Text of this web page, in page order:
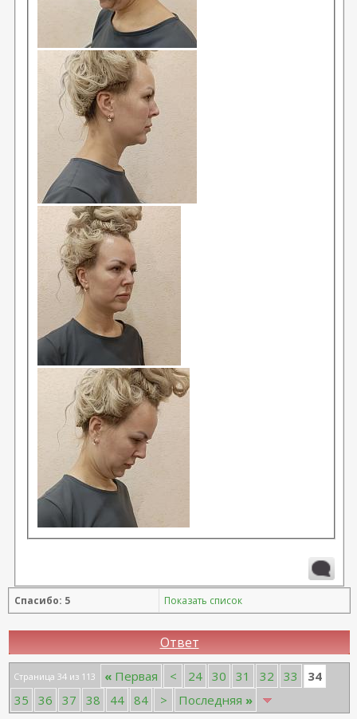
Спасибо: 5 Показать список
Ответ
Страница 34 из 113 « Первая < 24 30 31 32 33
34
35
36 37 38 44 84 > Последняя »